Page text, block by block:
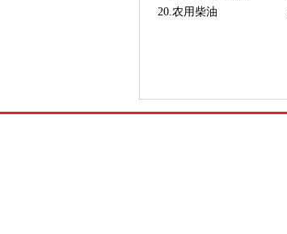
20.农用柴油